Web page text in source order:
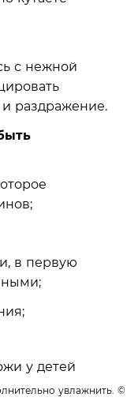
с нежной
и раздражение.
в первую
увлажнить. ©